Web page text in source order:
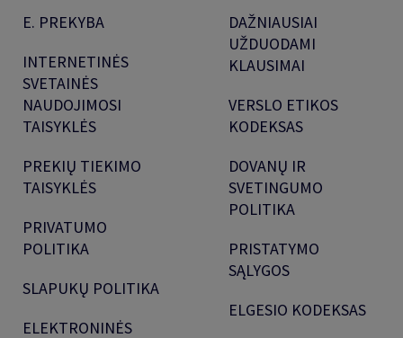
E. PREKYBA
INTERNETINĖS
SVETAINĖS
NAUDOJIMOSI
TAISYKLĖS
PREKIŲ TIEKIMO
TAISYKLĖS
PRIVATUMO
POLITIKA
SLAPUKŲ POLITIKA
ELEKTRONINĖS
DAŽNIAUSIAI
UŽDUODAMI
KLAUSIMAI
VERSLO ETIKOS
KODEKSAS
DOVANŲ IR
SVETINGUMO
POLITIKA
PRISTATYMO
SĄLYGOS
ELGESIO KODEKSAS